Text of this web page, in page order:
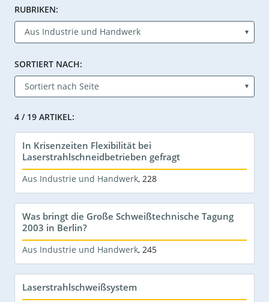
RUBRIKEN:
SORTIERT NACH:
4 / 19 ARTIKEL:
In Krisenzeiten Flexibilität bei
Laserstrahlschneidbetrieben gefragt
Aus Industrie und Handwerk, 228
Was bringt die Große Schweißtechnische Tagung
2003 in Berlin?
Aus Industrie und Handwerk, 245
Laserstrahlschweißsystem